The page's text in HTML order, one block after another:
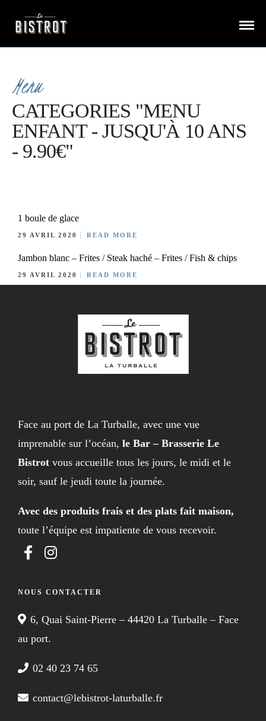
Menu
CATEGORIES "MENU
ENFANT - JUSQU'À 10 ANS
- 9.90€"
1 boule de glace
29 AVRIL 2020 READ MORE
Jambon blanc – Frites / Steak haché – Frites / Fish & chips
29 AVRIL 2020 READ MORE
Face au port de La Turballe, avec une vue
imprenable sur l’océan, le Bar – Brasserie Le
Bistrot vous accueille tous les jours, le midi et le
soir, sauf le jeudi toute la journée.
Avec des produits frais et des plats fait maison,
toute l’équipe est impatiente de vous recevoir.
NOUS CONTACTER
6, Quai Saint-Pierre – 44420 La Turballe – Face
au port.
02 40 23 74 65
contact@lebistrot-laturballe.fr